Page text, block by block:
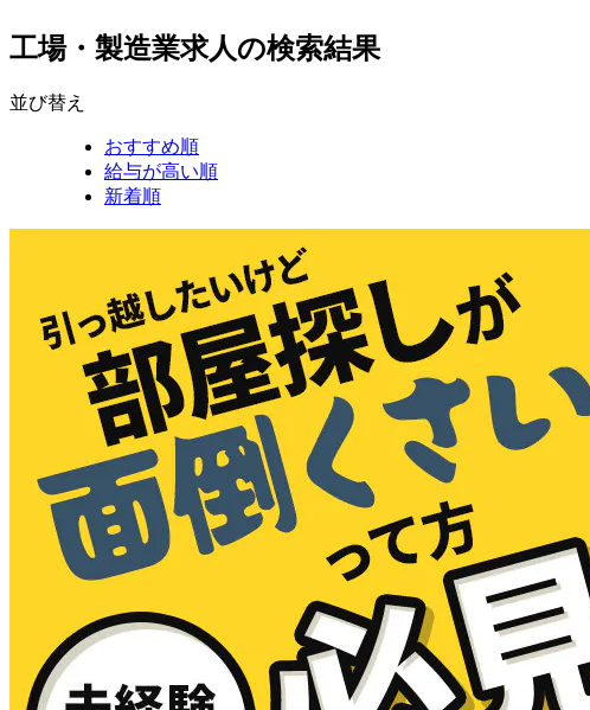
工場・製造業求人の検索結果
並び替え
おすすめ順
給与が高い順
新着順